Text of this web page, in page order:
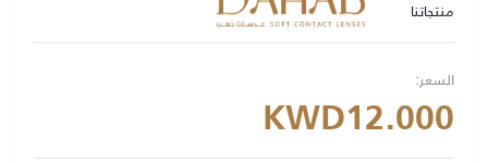
منتجاتنا
السعر:
KWD12.000